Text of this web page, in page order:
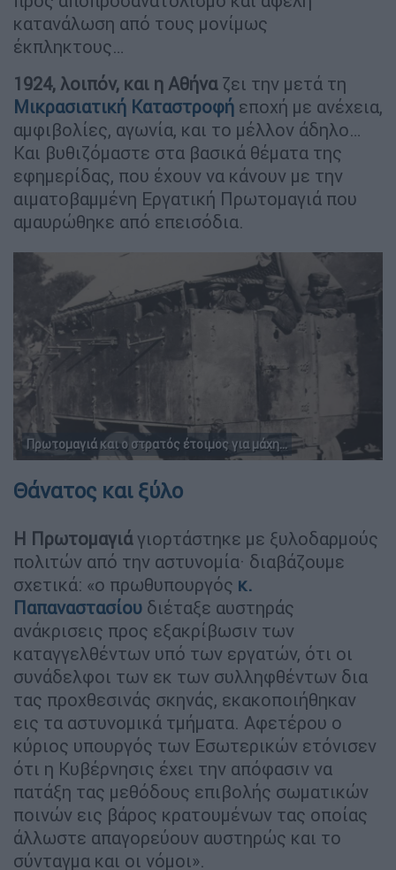
κατανάλωση από τους μονίμως
έκπληκτους…
1924, λοιπόν, και η Αθήναζει την μετά τη
Μικρασιατική Καταστροφή εποχή με ανέχεια,
αμφιβολίες, αγωνία, και το μέλλον άδηλο…
Και βυθιζόμαστε στα βασικά θέματα της
εφημερίδας, που έχουν να κάνουν με την
αιματοβαμμένη Εργατική Πρωτομαγιά που
αμαυρώθηκε από επεισόδια.
Πρωτομαγιά και ο στρατός έτοιμος για μάχη...
Θάνατος και ξύλο
Η Πρωτομαγιάγιορτάστηκε με ξυλοδαρμούς
πολιτών από την αστυνομία· διαβάζουμε
σχετικά: «ο πρωθυπουργός κ.
Παπαναστασίου διέταξε αυστηράς
ανάκρισεις προς εξακρίβωσιν των
καταγγελθέντων υπό των εργατών, ότι οι
συνάδελφοι των εκ των συλληφθέντων δια
τας προχθεσινάς σκηνάς, εκακοποιήθηκαν
εις τα αστυνομικά τμήματα. Αφετέρου ο
κύριος υπουργός των Εσωτερικών ετόνισεν
ότι η Κυβέρνησις έχει την απόφασιν να
πατάξη τας μεθόδους επιβολής σωματικών
ποινών εις βάρος κρατουμένων τας οποίας
άλλωστε απαγορεύουν αυστηρώς και το
σύνταγμα και οι νόμοι».